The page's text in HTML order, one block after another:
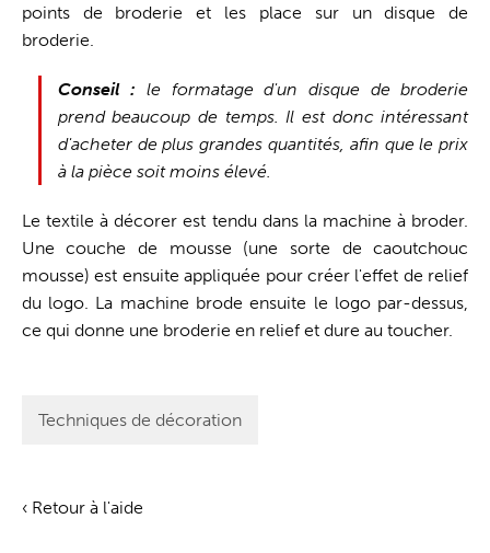
points de broderie et les place sur un disque de
broderie.
Conseil :le formatage d'un disque de broderie
prend beaucoup de temps. Il est donc intéressant
d'acheter de plus grandes quantités, afin que le prix
à la pièce soit moins élevé.
Le textile à décorer est tendu dans la machine à broder.
Une couche de mousse (une sorte de caoutchouc
mousse) est ensuite appliquée pour créer l'effet de relief
du logo. La machine brode ensuite le logo par-dessus,
ce qui donne une broderie en relief et dure au toucher.
Techniques de décoration
‹ Retour à l'aide